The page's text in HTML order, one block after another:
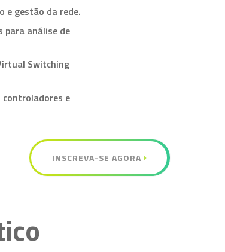
gestão da rede.
para análise de
Switching
controladores e
INSCREVA-SE AGORA